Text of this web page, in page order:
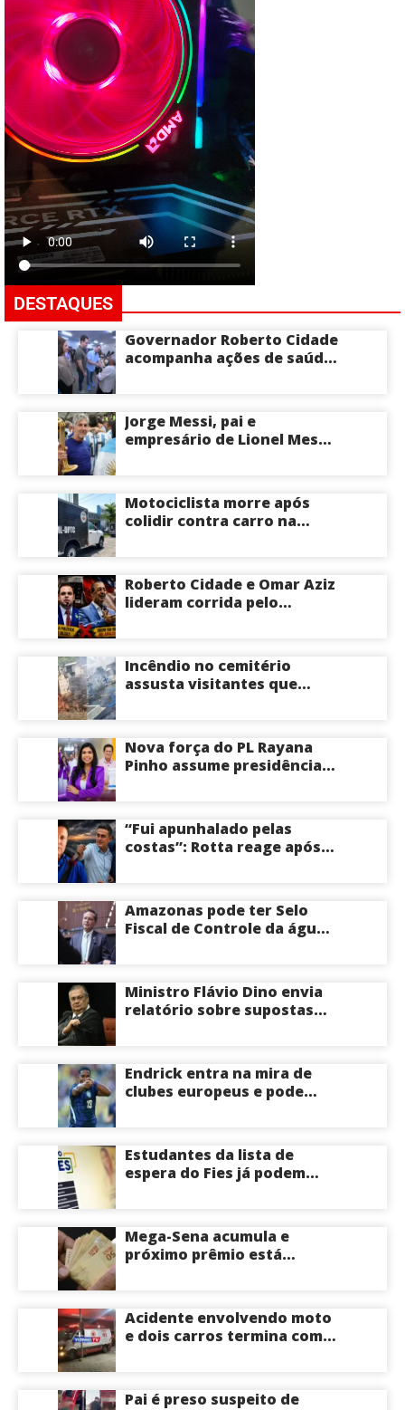
DESTAQUES
Governador Roberto Cidade
acompanha ações de saúde
Jorge Messi, pai e
empresário de Lionel Messi,
Motociclista morre após
colidir contra carro na
Roberto Cidade e Omar Aziz
lideram corrida pelo
Incêndio no cemitério
assusta visitantes que
Nova força do PL Rayana
Pinho assume presidência
como nome competitivo
para a ALEAM
“Fui apunhalado pelas
costas”: Rotta reage após
o Senado pelo Amazonas;
veja
Amazonas pode ter Selo
Fiscal de Controle da água
Ministro Flávio Dino envia
relatório sobre supostas
Endrick entra na mira de
clubes europeus e pode
Estudantes da lista de
espera do Fies já podem
Mega-Sena acumula e
próximo prêmio está
Acidente envolvendo moto
e dois carros termina com
Pai é preso suspeito de